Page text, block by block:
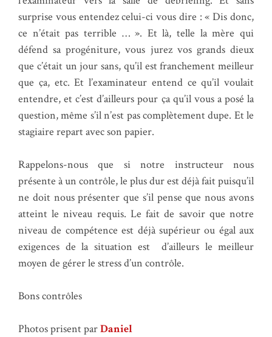
surprise vous entendez celui-ci vous dire : « Dis donc,
ce n’était pas terrible … ». Et là, telle la mère qui
défend sa progéniture, vous jurez vos grands dieux
que c’était un jour sans, qu’il est franchement meilleur
que ça, etc. Et l’examinateur entend ce qu’il voulait
entendre, et c’est d’ailleurs pour ça qu’il vous a posé la
question, même s’il n’est pas complètement dupe. Et le
stagiaire repart avec son papier.
Rappelons-nous que si notre instructeur nous
présente à un contrôle, le plus dur est déjà fait puisqu’il
ne doit nous présenter que s’il pense que nous avons
atteint le niveau requis. Le fait de savoir que notre
niveau de compétence est déjà supérieur ou égal aux
exigences de la situation est d’ailleurs le meilleur
moyen de gérer le stress d’un contrôle.
Bons contrôles
Photos prisent parDaniel